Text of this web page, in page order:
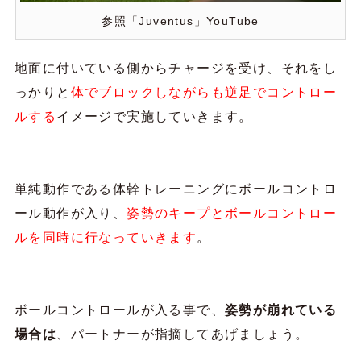
参照「Juventus」YouTube
地面に付いている側からチャージを受け、それをし
っかりと 体でブロックしながらも逆足でコントロー
ルする イメージで実施していきます。
単純動作である体幹トレーニングにボールコントロ
ール動作が入り、姿勢のキープとボールコントロー
ルを同時に行なっていきます 。
ボールコントロールが入る事で、 姿勢が崩れている
場合は
、パートナーが指摘してあげましょう。